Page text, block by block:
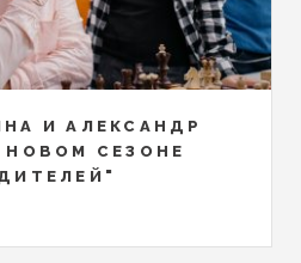
И АЛЕКСАНДР
СЕЗОНЕ